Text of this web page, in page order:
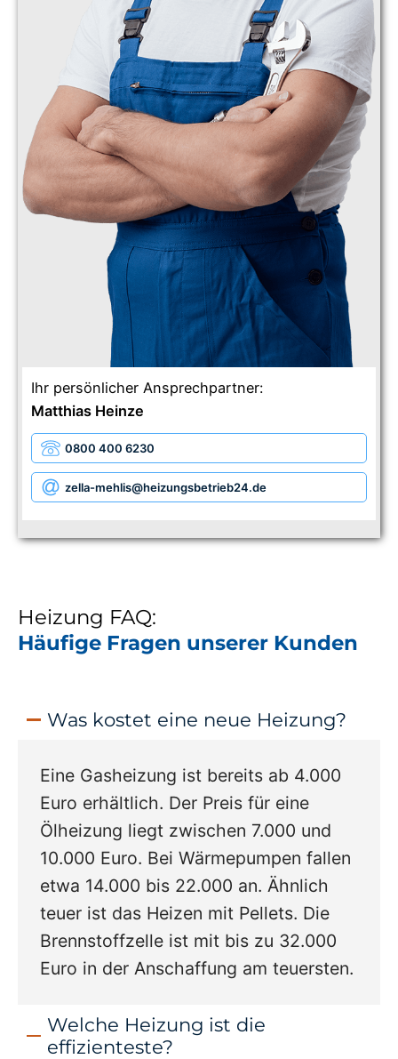
Ihr persönlicher Ansprechpartner:
Matthias Heinze
0800 400 6230
zella-mehlis@heizungsbetrieb24.de
Heizung FAQ:
Häufige Fragen unserer Kunden
Was kostet eine neue Heizung?
Eine Gasheizung ist bereits ab 4.000
Euro erhältlich. Der Preis für eine
Ölheizung liegt zwischen 7.000 und
10.000 Euro. Bei Wärmepumpen fallen
etwa 14.000 bis 22.000 an. Ähnlich
teuer ist das Heizen mit Pellets. Die
Brennstoffzelle ist mit bis zu 32.000
Euro in der Anschaffung am teuersten.
Welche Heizung ist die
effizienteste?